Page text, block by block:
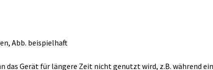
Abb. beispielhaft
das Gerät für längere Zeit nicht genutzt wird, z.B. während